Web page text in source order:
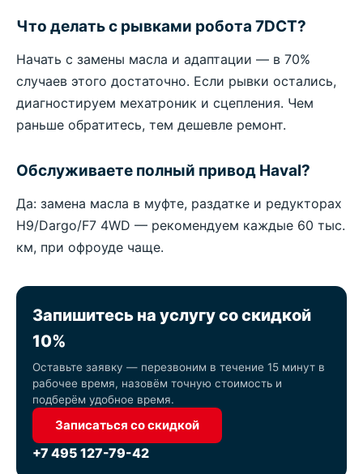
Что делать с рывками робота 7DCT?
Начать с замены масла и адаптации — в 70%
случаев этого достаточно. Если рывки остались,
диагностируем мехатроник и сцепления. Чем
раньше обратитесь, тем дешевле ремонт.
Обслуживаете полный привод Haval?
Да: замена масла в муфте, раздатке и редукторах
H9/Dargo/F7 4WD — рекомендуем каждые 60 тыс.
км, при офроуде чаще.
Запишитесь на услугу со скидкой
10%
Оставьте заявку — перезвоним в течение 15 минут в
рабочее время, назовём точную стоимость и
подберём удобное время.
Записаться со скидкой
+7 495 127-79-42